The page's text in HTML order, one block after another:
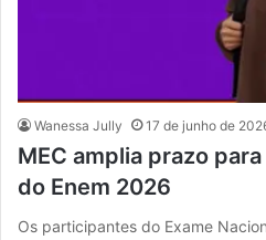
Wanessa Jully 17 de junho de
MEC amplia prazo
do Enem 2026
Os participantes do Exame